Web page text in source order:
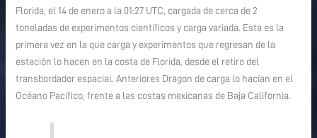
Florida, el 14 de enero a la 01:27 UTC, cargada de cerca de 2
toneladas de experimentos científicos y carga variada. Esta es la
primera vez en la que carga y experimentos que regresan de la
estación lo hacen en la costa de Florida, desde el retiro del
transbordador espacial. Anteriores Dragon de carga lo hacían en el
Océano Pacífico, frente a las costas mexicanas de Baja California.